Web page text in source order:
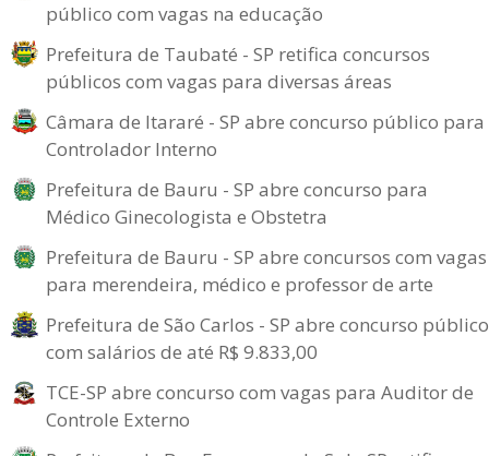
público com vagas na educação
Prefeitura de Taubaté - SP retifica concursos
públicos com vagas para diversas áreas
Câmara de Itararé - SP abre concurso público para
Controlador Interno
Prefeitura de Bauru - SP abre concurso para
Médico Ginecologista e Obstetra
Prefeitura de Bauru - SP abre concursos com vagas
para merendeira, médico e professor de arte
Prefeitura de São Carlos - SP abre concurso público
com salários de até R$ 9.833,00
TCE-SP abre concurso com vagas para Auditor de
Controle Externo